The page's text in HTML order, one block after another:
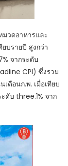
วดอาหารและ
บรายปี สูงกว่า
จากระดับ
CPI) ซึ่งรวม
ดือนก.พ. เมื่อเทียบ
ดับ three.1% จาก